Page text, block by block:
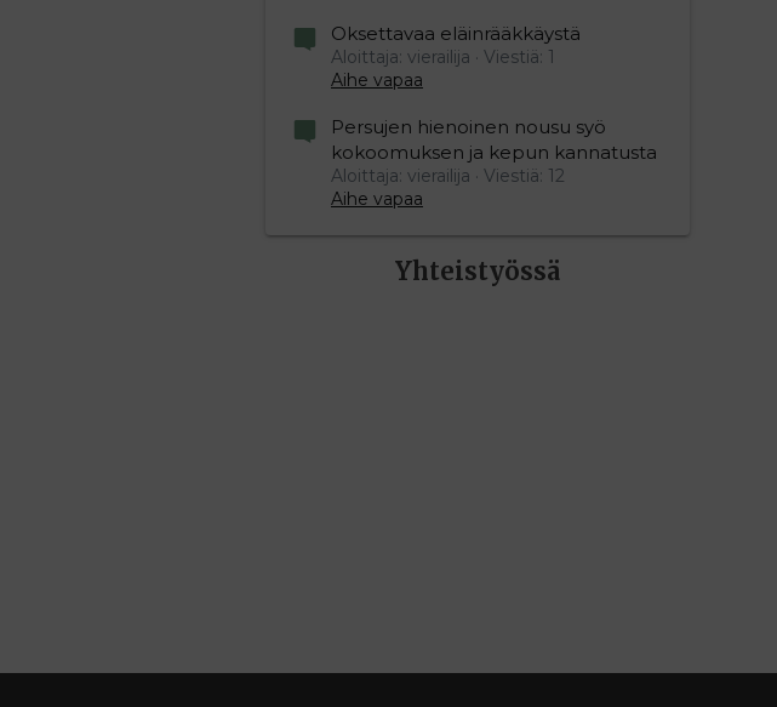
Oksettavaa eläinrääkkäystä
Aloittaja: vierailija
Viestiä: 1
Aihe vapaa
Persujen hienoinen nousu syö
kokoomuksen ja kepun kannatusta
Aloittaja: vierailija
Viestiä: 12
Aihe vapaa
Yhteistyössä